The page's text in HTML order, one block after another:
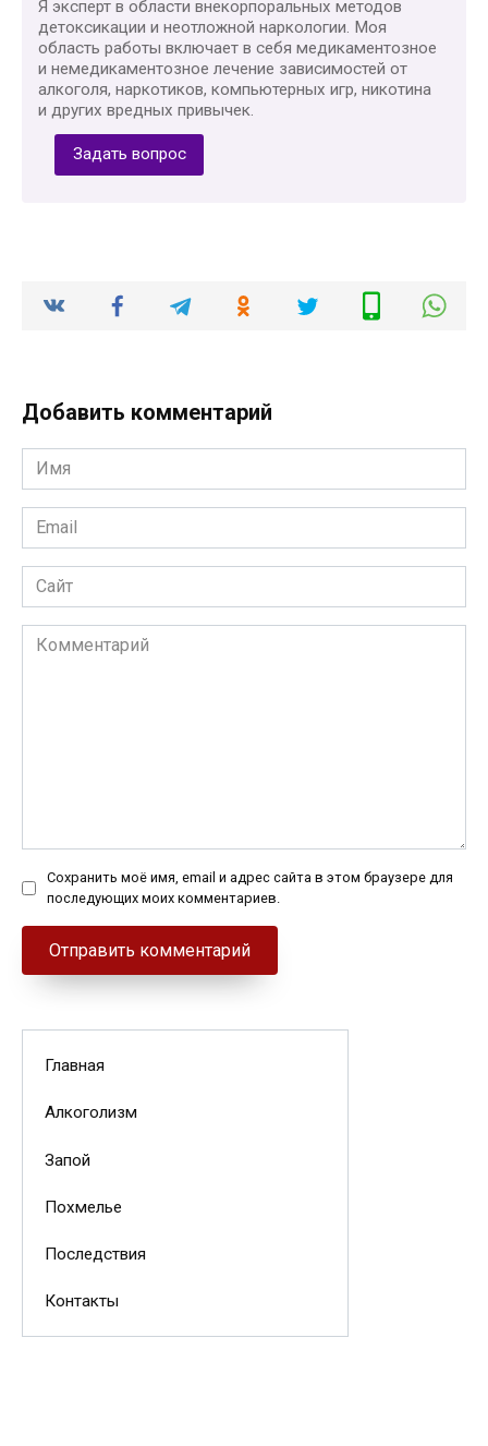
Я эксперт в области внекорпоральных методов
детоксикации и неотложной наркологии. Моя
область работы включает в себя медикаментозное
и немедикаментозное лечение зависимостей от
алкоголя, наркотиков, компьютерных игр, никотина
и других вредных привычек.
Задать вопрос
Добавить комментарий
Имя
*
Email
*
Сайт
Комментарий
Сохранить моё имя, email и адрес сайта в этом браузере для
последующих моих комментариев.
Главная
Алкоголизм
Запой
Похмелье
Последствия
Контакты